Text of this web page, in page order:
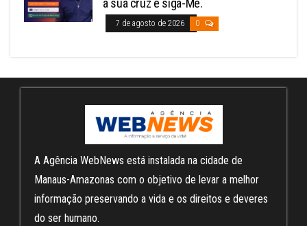
a sua cruz e siga-Me.
7 de agosto de 2026 0
A Agência WebNews está instalada na cidade de
Manaus-Amazonas com o objetivo de levar a melhor
informação preservando a vida e os direitos e deveres
do ser humano.